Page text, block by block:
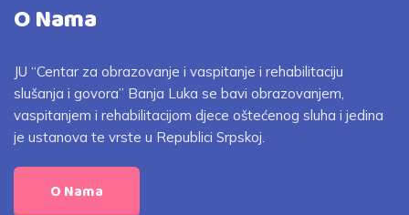
O Nama
JU “Centar za obrazovanje i vaspitanje i rehabilitaciju
slušanja i govora” Banja Luka se bavi obrazovanjem,
vaspitanjem i rehabilitacijom djece oštećenog sluha i jedina
je ustanova te vrste u Republici Srpskoj.
O Nama